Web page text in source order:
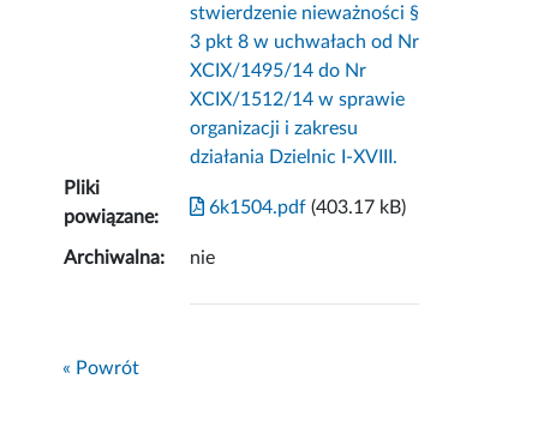
stwierdzenie nieważności §
3 pkt 8 w uchwałach od Nr
XCIX/1495/14 do Nr
XCIX/1512/14 w sprawie
organizacji i zakresu
działania Dzielnic I-XVIII.
Pliki
powiązane:
6k1504.pdf (403.17 kB)
Archiwalna: nie
« Powrót